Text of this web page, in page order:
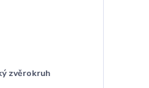
zvěrokruh